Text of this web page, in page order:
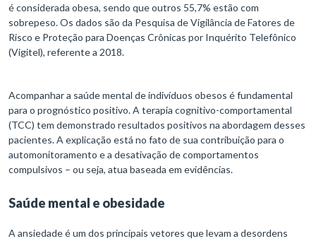
é considerada obesa, sendo que outros 55,7% estão com
sobrepeso. Os dados são da Pesquisa de Vigilância de Fatores de
Risco e Proteção para Doenças Crônicas por Inquérito Telefônico
(Vigitel), referente a 2018.
Acompanhar a saúde mental de indivíduos obesos é fundamental
para o prognóstico positivo. A terapia cognitivo-comportamental
(TCC) tem demonstrado resultados positivos na abordagem desses
pacientes. A explicação está no fato de sua contribuição para o
automonitoramento e a desativação de comportamentos
compulsivos – ou seja, atua baseada em evidências.
Saúde mental e obesidade
A ansiedade é um dos principais vetores que levam a desordens